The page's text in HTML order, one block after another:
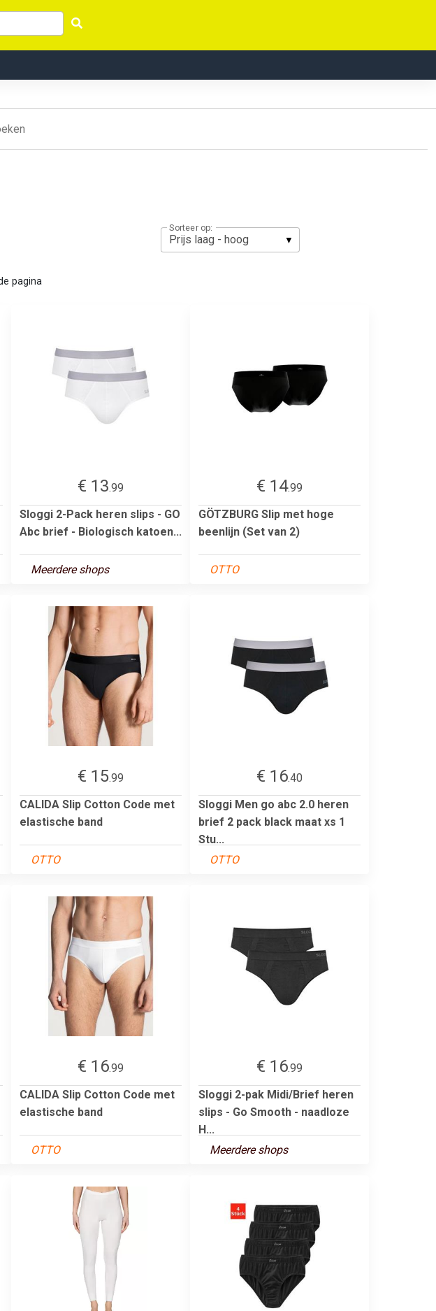
Sorteer op:
pagina
€ 13.99
Sloggi 2-Pack heren slips - GO
Abc brief - Biologisch katoen...
Meerdere shops
€ 14.99
GÖTZBURG Slip met hoge
beenlijn (Set van 2)
OTTO
€ 15.99
CALIDA Slip Cotton Code met
elastische band
OTTO
€ 16.40
Sloggi Men go abc 2.0 heren
brief 2 pack black maat xs 1
Stu...
OTTO
€ 16.99
CALIDA Slip Cotton Code met
elastische band
OTTO
€ 16.99
Sloggi 2-pak Midi/Brief heren
slips - Go Smooth - naadloze
H...
Meerdere shops